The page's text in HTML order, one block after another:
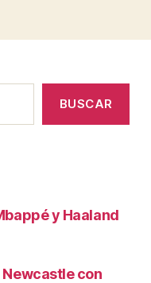
BUSCAR
y Haaland
con